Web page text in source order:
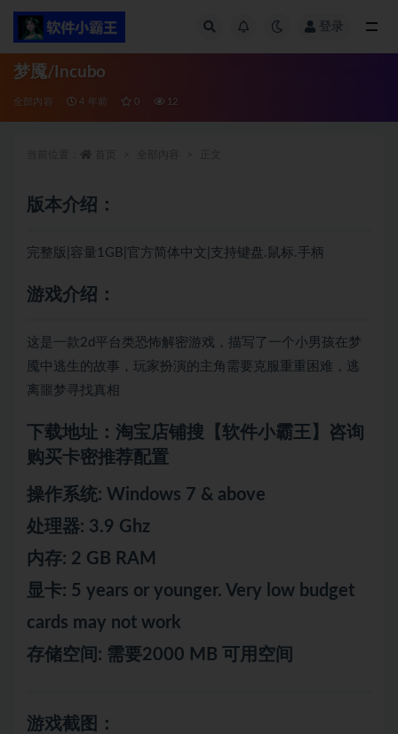
登录
梦魇/Incubo
全部内容 4 年前 0 12
版本介绍：
完整版|容量1GB|官方简体中文|支持键盘.鼠标.手柄
游戏介绍：
这是一款2d平台类恐怖解密游戏，描写了一个小男孩在梦
魇中逃生的故事，玩家扮演的主角需要克服重重困难，逃
离噩梦寻找真相
下载地址：淘宝店铺搜【软件小霸王】咨询
购买卡密推荐配置
操作系统: Windows 7 & above
处理器: 3.9 Ghz
内存: 2 GB RAM
显卡: 5 years or younger. Very low budget
cards may not work
存储空间: 需要2000 MB 可用空间
游戏截图：